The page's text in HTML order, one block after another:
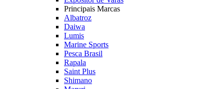
Principais Marcas
Albatroz
Daiwa
Lumis
Marine Sports
Pesca Brasil
Rapala
Saint Plus
Shimano